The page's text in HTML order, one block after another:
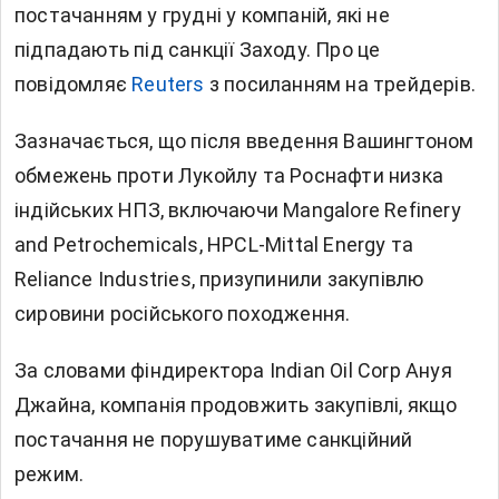
постачанням у грудні у компаній, які не
підпадають під санкції Заходу. Про це
повідомляє Reuters з посиланням на трейдерів.
Зазначається, що після введення Вашингтоном
обмежень проти Лукойлу та Роснафти низка
індійських НПЗ, включаючи Mangalore Refinery
and Petrochemicals, HPCL-Mittal Energy та
Reliance Industries, призупинили закупівлю
сировини російського походження.
За словами фіндиректора Indian Oil Corp Ануя
Джайна, компанія продовжить закупівлі, якщо
постачання не порушуватиме санкційний
режим.